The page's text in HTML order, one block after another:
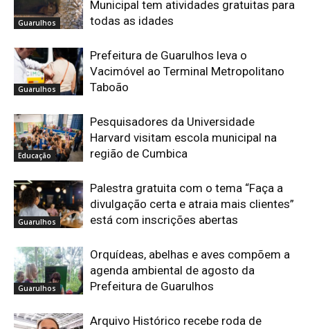
Guarulhos
Municipal tem atividades gratuitas para
todas as idades
Guarulhos
Prefeitura de Guarulhos leva o
Vacimóvel ao Terminal Metropolitano
Taboão
Educação
Pesquisadores da Universidade
Harvard visitam escola municipal na
região de Cumbica
Guarulhos
Palestra gratuita com o tema “Faça a
divulgação certa e atraia mais clientes”
está com inscrições abertas
Guarulhos
Orquídeas, abelhas e aves compõem a
agenda ambiental de agosto da
Prefeitura de Guarulhos
Arquivo Histórico recebe roda de